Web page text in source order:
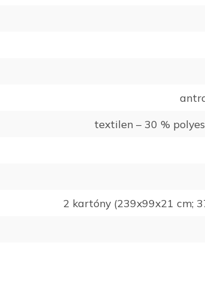
textilen – 30 %
2 kartóny (239x99x21 cm;